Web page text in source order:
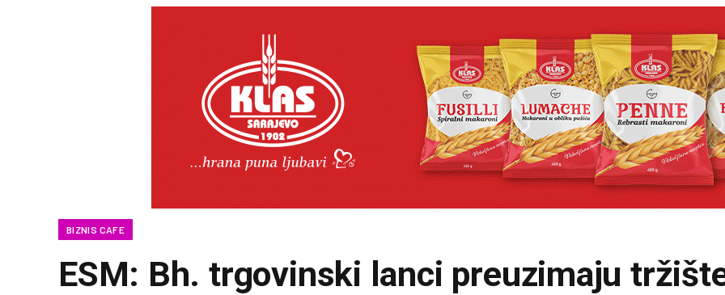
BIZNIS CAFE
ESM: Bh. trgovinski lanci preuzimaju